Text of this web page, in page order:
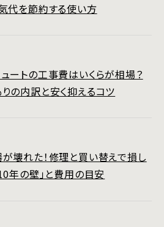
代を節約する使い方
ートの工事費はいくらが相場？
の内訳と安く抑えるコツ
壊れた！修理と買い替えで損し
年の壁」と費用の目安